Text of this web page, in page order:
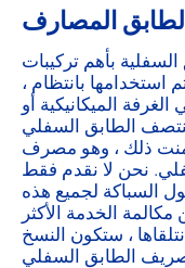
المصارف
بأهم تركيبات
استخدامها بانتظام ،
الميكانيكية أو
الطابق السفلي
ذلك ، وهو مصرف
نحن لا نقدم فقط
السباكة لجميع هذه
مكالمة الخدمة الأكثر
، ستكون النسخ